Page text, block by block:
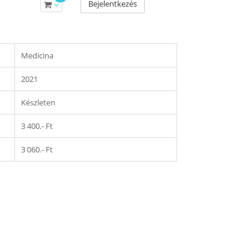
Bejelentkezés
Medicina
2021
Készleten
3 400.- Ft
3 060.- Ft